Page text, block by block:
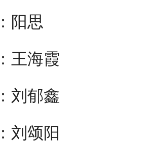
阳思
王海霞
刘郁鑫
刘颂阳